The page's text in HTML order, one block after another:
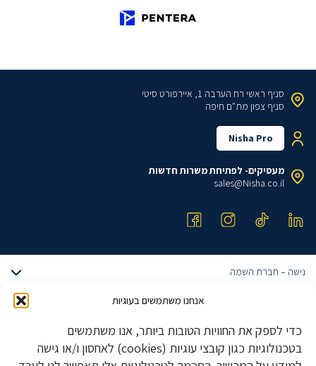
אנחנו משתמשים בעוגיות
כדי לספק את החוויות הטובות ביותר, אנו משתמשים
בטכנולוגיות כגון קובצי עוגיות (cookies) לאחסון ו/או גישה
סניף ראשי רח הערבה 1, איירפורט סיטי
סניף צפון מת"ם חיפה
Nisha Pro
מעסיקים- לפתיחת משרות חדשות
sales@Nisha.co.il
נישה – חברת השמה
טבלאות שכר
מגייסים עובדים?
דרושים מתכנתים
דרושים QA ובודקי תוכנה
משרות הייטק מבוקשות